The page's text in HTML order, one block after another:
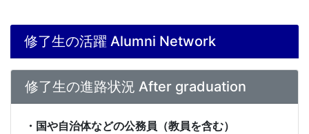
修了生の活躍 Alumni Network
修了生の進路状況 After graduation
・国や自治体などの公務員（教員を含む）